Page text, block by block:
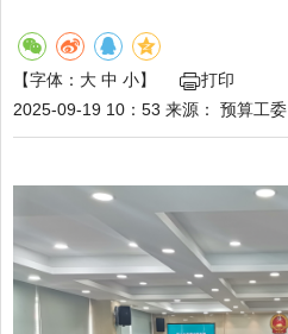
【字体： 大 中 小】
打印
2025-09-19 10：53 来源： 预算工委